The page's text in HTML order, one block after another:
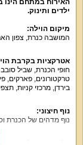
ילדים ותינוק.
מיקום הוילה:
המושבה כנרת, צפון
אטרקציות בקרבת
חופי הכנרת, שביל
טרקטורונים, פארקים,
בירדן, מרכזי קניות,
נוף חיצוני:
נוף מדהים של הכנרת